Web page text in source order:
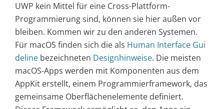
UWP kein Mittel für eine Cross-Plattform-
Programmierung sind, können sie hier außen vor
bleiben. Kommen wir zu den anderen Systemen.
Für macOS finden sich die als Human Interface Gui
deline bezeichneten Designhinweise. Die meisten
macOS-Apps werden mit Komponenten aus dem
AppKit erstellt, einem Programmierframework, das
gemeinsame Oberflächenelemente definiert.